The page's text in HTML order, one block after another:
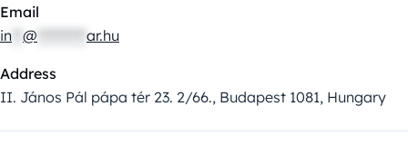
Email
in @ ar.hu
Address
II. János Pál pápa tér 23. 2/66., Budapest 1081, Hungary